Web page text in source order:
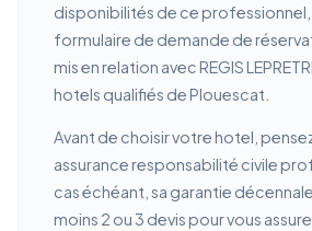
disponibilités de ce
formulaire de demande de
mis en relation avec REGIS
hotels qualifiés de Plouescat.
Avant de choisir votre hotel,
assurance responsabilité civile
cas échéant, sa garantie
moins 2 ou 3 devis pour vous